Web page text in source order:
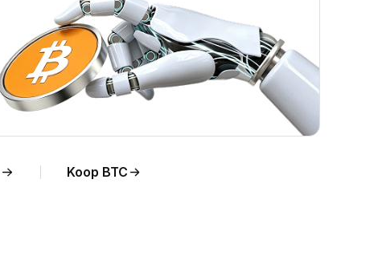
Koop BTC